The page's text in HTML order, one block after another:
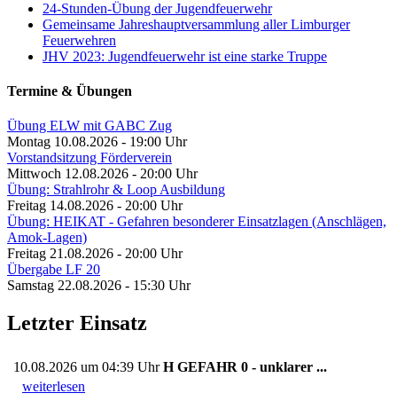
24-Stunden-Übung der Jugendfeuerwehr
Gemeinsame Jahreshauptversammlung aller Limburger
Feuerwehren
JHV 2023: Jugendfeuerwehr ist eine starke Truppe
Termine & Übungen
Übung ELW mit GABC Zug
Montag 10.08.2026 - 19:00 Uhr
Vorstandsitzung Förderverein
Mittwoch 12.08.2026 - 20:00 Uhr
Übung: Strahlrohr & Loop Ausbildung
Freitag 14.08.2026 - 20:00 Uhr
Übung: HEIKAT - Gefahren besonderer Einsatzlagen (Anschlägen,
Amok-Lagen)
Freitag 21.08.2026 - 20:00 Uhr
Übergabe LF 20
Samstag 22.08.2026 - 15:30 Uhr
Letzter Einsatz
10.08.2026 um 04:39 UhrH GEFAHR 0 - unklarer ...
weiterlesen